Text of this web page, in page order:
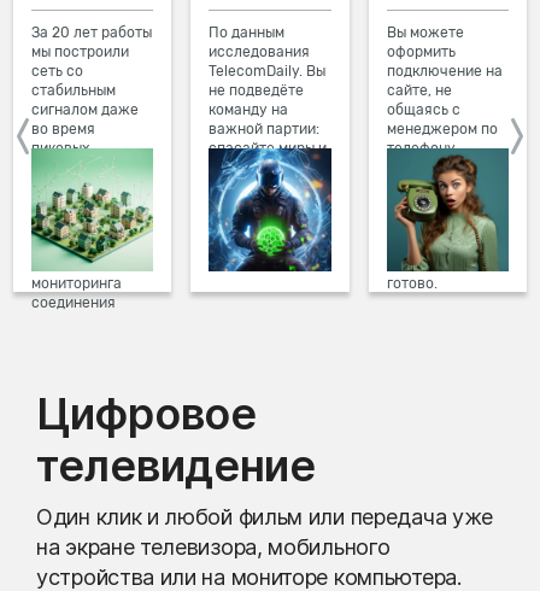
За 20 лет работы
мы построили
сеть со
стабильным
сигналом даже
во время
пиковых
нагрузок в
вечернее время.
Мы постоянно
обновляем наше
оборудование в
домах, а система
мониторинга
соединения
По данным
исследования
TelecomDaily. Вы
не подведёте
команду на
важной партии:
спасайте миры и
побеждайте с
друзьями в
онлайн-играх.
Вы можете
оформить
подключение на
сайте, не
общаясь с
менеджером по
телефону.
Просто в три
клика заполните
форму заявки на
сайте, выберите
дату и время
подключения,
готово.
Цифровое
телевидение
Один клик и любой фильм или передача уже
на экране телевизора, мобильного
устройства или на мониторе компьютера.